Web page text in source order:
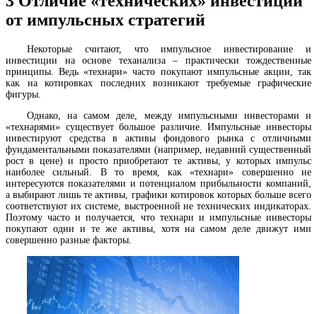
от импульсных стратегий
Некоторые считают, что импульсное инвестирование и
инвестиции на основе теханализа – практически тождественные
принципы. Ведь «технари» часто покупают импульсные акции, так
как на котировках последних возникают требуемые графические
фигуры.
Однако, на самом деле, между импульсными инвесторами и
«технарями» существует большое различие. Импульсные инвесторы
инвестируют средства в активы фондового рынка с отличными
фундаментальными показателями (например, недавний существенный
рост в цене) и просто приобретают те активы, у которых импульс
наиболее сильный. В то время, как «технари» совершенно не
интересуются показателями и потенциалом прибыльности компаний,
а выбирают лишь те активы, графики котировок которых больше всего
соответствуют их системе, выстроенной не технических индикаторах.
Поэтому часто и получается, что технари и импульсные инвесторы
покупают одни и те же активы, хотя на самом деле движут ими
совершенно разные факторы.